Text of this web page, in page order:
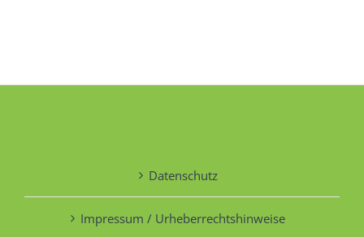
Datenschutz
Impressum / Urheberrechtshinweise